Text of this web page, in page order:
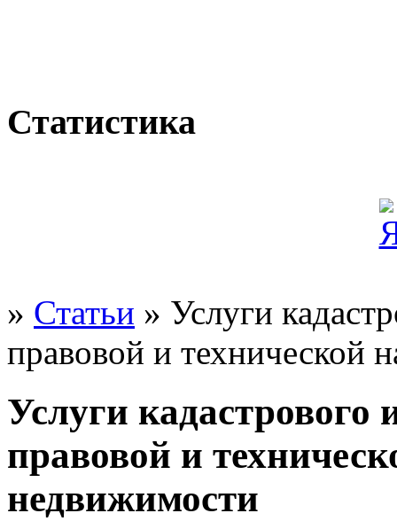
Статистика
» Статьи » Услуги
правовой и технической
Услуги кадастрового
правовой и
недвижимости